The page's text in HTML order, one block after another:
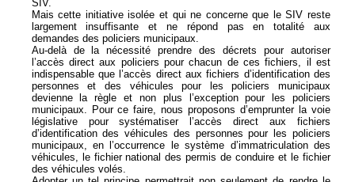
SIV.
Mais cette initiative isolée et qui ne concerne que le SIV reste
largement insuffisante et ne répond pas en totalité aux
demandes des policiers municipaux.
Au-delà de la nécessité prendre des décrets pour autoriser
l’accès direct aux policiers pour chacun de ces fichiers, il est
indispensable que l’accès direct aux fichiers d’identification des
personnes et des véhicules pour les policiers municipaux
devienne la règle et non plus l’exception pour les policiers
municipaux. Pour ce faire, nous proposons d’emprunter la voie
législative pour systématiser l’accès direct aux fichiers
d’identification des véhicules des personnes pour les policiers
municipaux, en l’occurrence le système d’immatriculation des
véhicules, le fichier national des permis de conduire et le fichier
des véhicules volés.